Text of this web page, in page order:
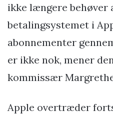
ikke længere behøver
betalingsystemet i
abonnementer
er ikke nok, mener
kommissær
Apple overtræder